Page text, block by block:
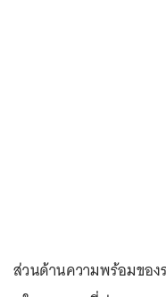
ส่วนด้านความพร้อมขอ